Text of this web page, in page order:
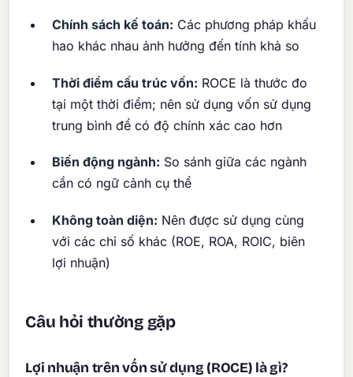
Chính sách kế toán: Các phương pháp khấu
hao khác nhau ảnh hưởng đến tính khả so
Thời điểm cấu trúc vốn: ROCE là thước đo
tại một thời điểm; nên sử dụng vốn sử dụng
trung bình để có độ chính xác cao hơn
Biến động ngành: So sánh giữa các ngành
cần có ngữ cảnh cụ thể
Không toàn diện: Nên được sử dụng cùng
với các chỉ số khác (ROE, ROA, ROIC, biên
lợi nhuận)
Câu hỏi thường gặp
Lợi nhuận trên vốn sử dụng (ROCE) là gì?